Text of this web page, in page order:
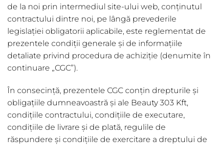
de la noi prin intermediul site-ului web, conținutul
contractului dintre noi, pe lângă prevederile
legislației obligatorii aplicabile, este reglementat de
prezentele condiții generale și de informațiile
detaliate privind procedura de achiziție (denumite în
continuare „CGC”).
În consecință, prezentele CGC conțin drepturile și
obligațiile dumneavoastră și ale Beauty 303 Kft,
condițiile contractului, condițiile de executare,
condițiile de livrare și de plată, regulile de
răspundere și condițiile de exercitare a dreptului de